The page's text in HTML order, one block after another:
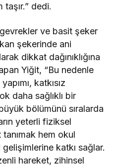
taşır.” dedi.
ve basit şeker
şekerinde ani
dikkat dağınıklığına
Yiğit, “Bu nedenle
katkısız
daha sağlıklı bir
bölümünü sıralarda
yeterli fiziksel
tanımak hem okul
gelişimlerine katkı sağlar.
hareket, zihinsel